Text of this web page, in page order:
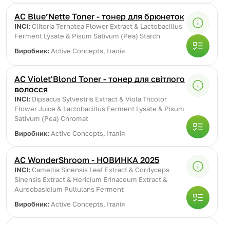
AC Blue’Nette Toner - тонер для брюнеток
INCI: Clitoria Ternatea Flower Extract & Lactobacillus
Ferment Lysate & Pisum Sativum (Pea) Starch
Виробник: Active Concepts, Італія
AC Violet'Blond Toner - тонер для світлого
волосся
INCI: Dipsacus Sylvestris Extract & Viola Tricolor
Flower Juice & Lactobacillus Ferment Lysate & Pisum
Sativum (Pea) Chromat
Виробник: Active Concepts, Італія
AC WonderShroom - НОВИНКА 2025
INCI: Camellia Sinensis Leaf Extract & Cordyceps
Sinensis Extract & Hericium Erinaceum Extract &
Aureobasidium Pullulans Ferment
Виробник: Active Concepts, Італія